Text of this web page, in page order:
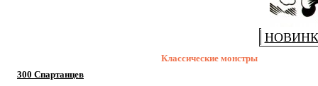
300 Спартанцев
Классические монстры